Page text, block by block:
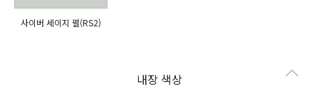
사이버 세이지 펄(RS2)
내장 색상